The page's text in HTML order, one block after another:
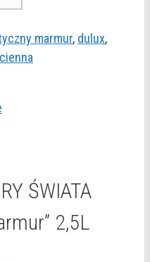
marmur, dulux,
ŚWIATA
2,5L